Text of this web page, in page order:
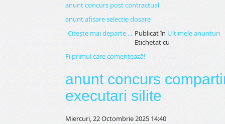
anunt concurs post contractual
anunt afisare selectie dosare
Citeşte mai departe ... Publicat în Ultimele anunturi
Etichetat cu
Fi primul care comentează!
anunt concurs
executari silite
Miercuri, 22 Octombrie 2025 14:40